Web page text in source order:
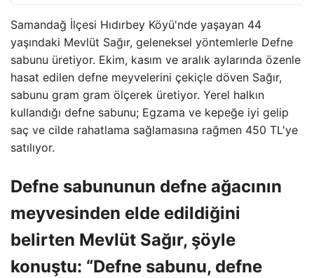
Samandağ İlçesi Hıdırbey Köyü'nde yaşayan 44
yaşındaki Mevlüt Sağır, geleneksel yöntemlerle Defne
sabunu üretiyor. Ekim, kasım ve aralık aylarında özenle
hasat edilen defne meyvelerini çekiçle döven Sağır,
sabunu gram gram ölçerek üretiyor. Yerel halkın
kullandığı defne sabunu; Egzama ve kepeğe iyi gelip
saç ve cilde rahatlama sağlamasına rağmen 450 TL'ye
satılıyor.
Defne sabununun defne ağacının
meyvesinden elde edildiğini
belirten Mevlüt Sağır, şöyle
konuştu: “Defne sabunu, defne